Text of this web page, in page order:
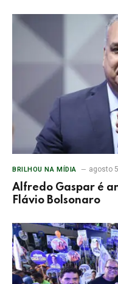
BRILHOU NA MÍDIA agosto
Alfredo Gaspar é
Flávio Bolsonaro